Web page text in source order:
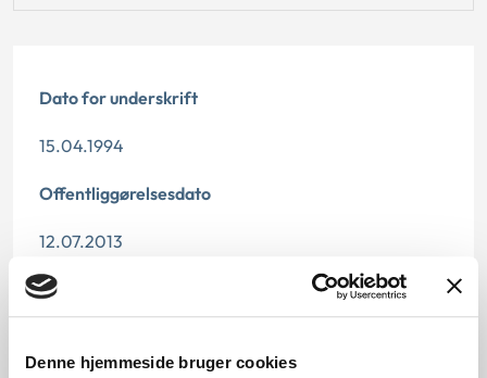
Denne hjemmeside bruger cookies
Dato for underskrift
15.04.1994
Offentliggørelsesdato
12.07.2013
Paragraf